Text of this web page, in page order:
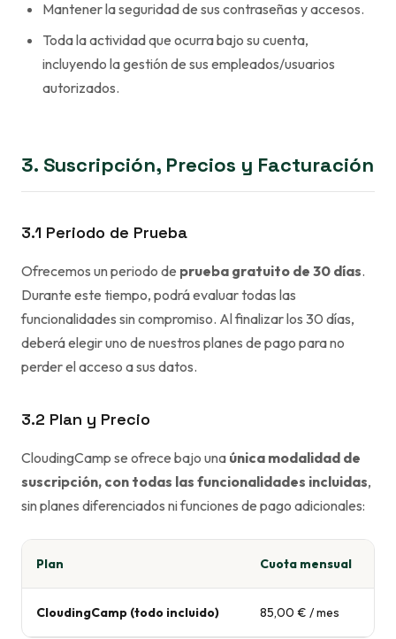
Mantener la seguridad de sus contraseñas y accesos.
Toda la actividad que ocurra bajo su cuenta,
incluyendo la gestión de sus empleados/usuarios
autorizados.
3. Suscripción, Precios y Facturación
3.1 Periodo de Prueba
Ofrecemos un periodo de prueba gratuito de 30 días.
Durante este tiempo, podrá evaluar todas las
funcionalidades sin compromiso. Al finalizar los 30 días,
deberá elegir uno de nuestros planes de pago para no
perder el acceso a sus datos.
3.2 Plan y Precio
CloudingCamp se ofrece bajo una única modalidad de
suscripción, con todas las funcionalidades incluidas,
sin planes diferenciados ni funciones de pago adicionales:
Plan Cuota mensual
CloudingCamp (todo incluido) 85,00 € / mes